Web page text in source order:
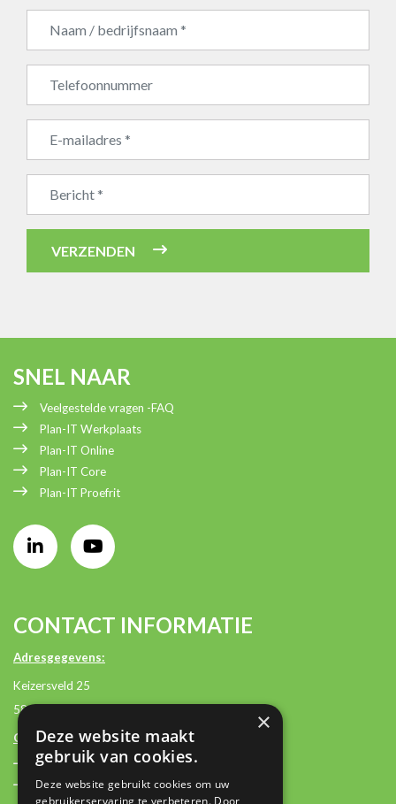
VERZENDEN
SNEL NAAR
Veelgestelde vragen -FAQ
Plan-IT Werkplaats
Plan-IT Online
Plan-IT Core
Plan-IT Proefrit
CONTACT INFORMATIE
Adresgegevens:
Keizersveld 25
5803 AM Venray
Contactgegevens:
+31 (0)85 2362500
contact@plan-it.nl
×
Deze website maakt
gebruik van cookies.
Deze website gebruikt cookies om uw
gebruikerservaring te verbeteren. Door